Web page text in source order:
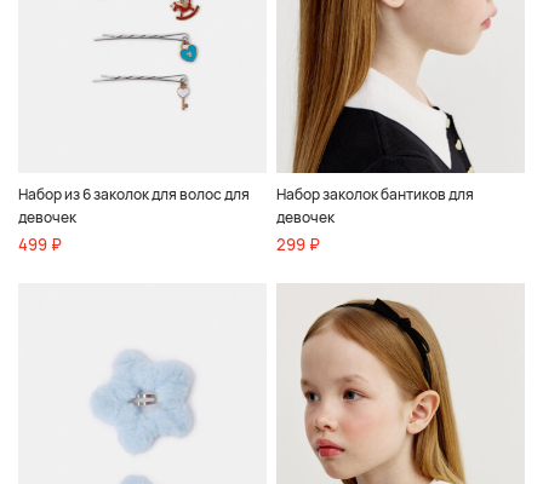
Набор из 6 заколок для волос для
девочек
499 ₽
Набор заколок бантиков для
девочек
299 ₽